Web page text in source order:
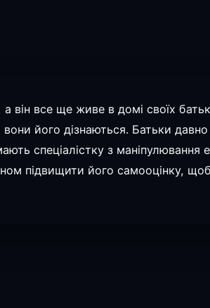
він все ще живе в домі своїх
його дізнаються. Батьки
спеціалістку з маніпулювання
підвищити його самооцінку, щоб